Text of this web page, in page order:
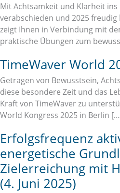
Mit Achtsamkeit und Klarheit ins
verabschieden und 2025
zeigt Ihnen in Verbindung mit
praktische Übungen zum
TimeWaver World
Getragen von Bewusstsein,
diese besondere Zeit und das
Kraft von TimeWaver zu
World Kongress 2025 in Berlin
Erfolgsfrequenz
energetische
Zielerreichung mit
(4. Juni 2025)